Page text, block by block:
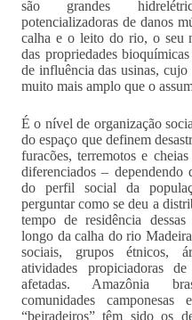
são grandes
potencializadoras de danos
calha e o leito do rio, o seu
das propriedades
de influência das usinas, cujo
muito mais amplo que o
É o nível de organização
do espaço que definem
furacões, terremotos e
diferenciados –
do perfil social da
perguntar como se deu a
tempo de residência dessas
longo da calha do rio
sociais, grupos étnicos,
atividades propiciadoras
afetadas. Amazônia
comunidades
“beiradeiros” têm sido os